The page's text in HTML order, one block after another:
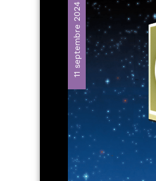
11 septembre 2024